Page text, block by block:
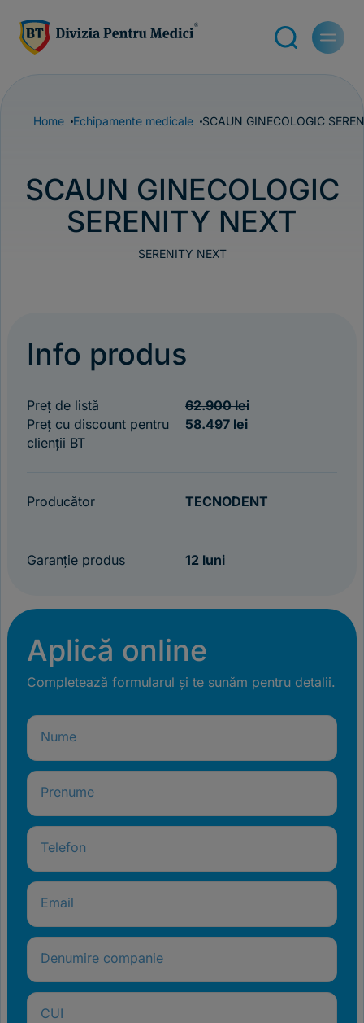
Home Echipamente medicale SCAUN GINECOLOGIC
SCAUN GINECOLOGIC
SERENITY NEXT
SERENITY NEXT
Info produs
Preț de listă
Preț cu discount pentru
clienții BT
62.900 lei
58.497 lei
Producător TECNODENT
Garanție produs 12 luni
Aplică online
Completează formularul și te sunăm pentru detalii.
Nume
Prenume
Telefon
Email
Denumire companie
CUI